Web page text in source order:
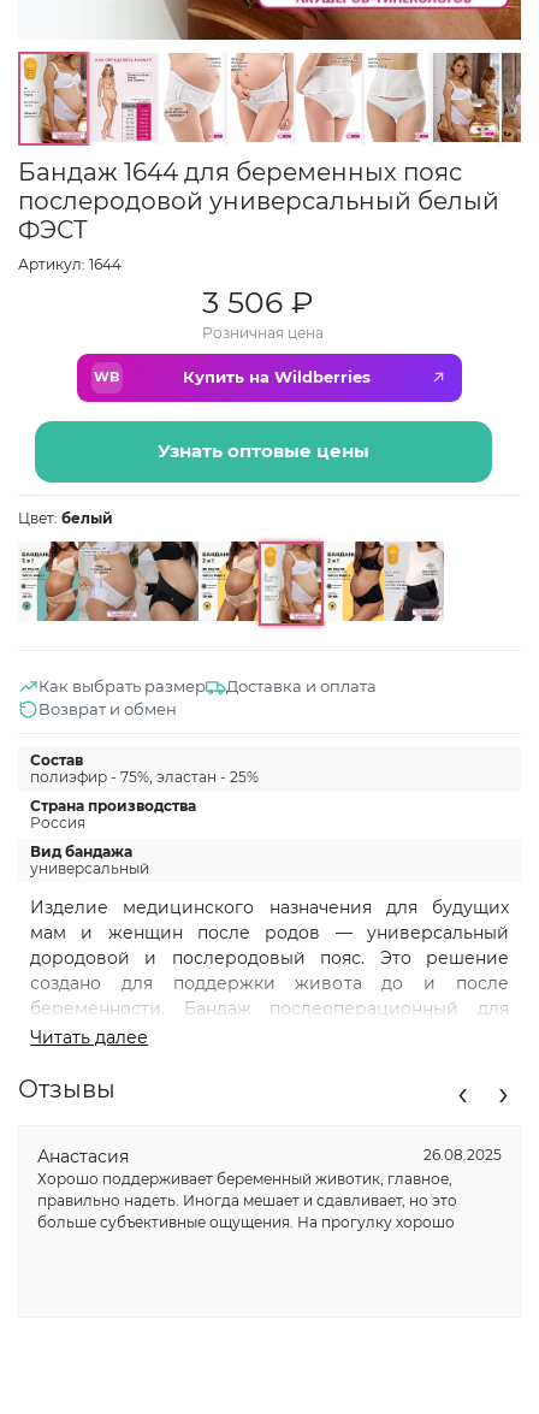
Бандаж 1644 для беременных пояс
послеродовой универсальный белый
ФЭСТ
Артикул: 1644
3 506 ₽
Розничная цена
WB Купить на Wildberries
Узнать оптовые цены
Цвет: белый
Как выбрать размер
Доставка и оплата
Возврат и обмен
Состав
полиэфир - 75%, эластан - 25%
Страна производства
Россия
Вид бандажа
универсальный
Изделие медицинского назначения для будущих
мам и женщин после родов — универсальный
дородовой и послеродовый пояс. Это решение
создано для поддержки живота до и после
беременности. Бандаж послеоперационный для
живота женский помогает от растяжек для
акушеров-гинекологов, этот бандаж поможет
поддерживать фигуру, здоровье, обеспечивая
положении важно заботиться о правильной
разгрузке живота. Пояс корсет для беременных
помогает справляться с болями в спине во время
беременности, уменьшая нагрузку на позвоночник и
Читать далее
Отзывы
Анастасия
26.08.2025
Хорошо поддерживает беременный животик, главное,
правильно надеть. Иногда мешает и сдавливает, но это
больше субъективные ощущения. На прогулку хорошо
‹ ›